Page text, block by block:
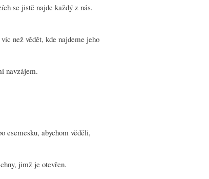
se jistě najde každý z nás.
než vědět, kde najdeme jeho
navzájem.
esemesku, abychom věděli,
jimž je otevřen.